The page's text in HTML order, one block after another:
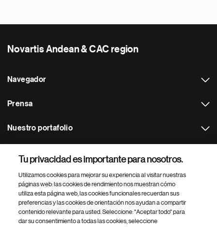
Novartis Andean & CAC region
Navegador
Prensa
Nuestro portafolio
Footer Site Search
Tu privacidad es importante para nosotros.
Utilizamos cookies para mejorar su experiencia al visitar nuestras
páginas web: las cookies de rendimiento nos muestran cómo
utiliza esta página web, las cookies funcionales recuerdan sus
preferencias y las cookies de orientación nos ayudan a compartir
contenido relevante para usted. Seleccione: "Aceptar todo" para
dar su consentimiento a todas las cookies, seleccione